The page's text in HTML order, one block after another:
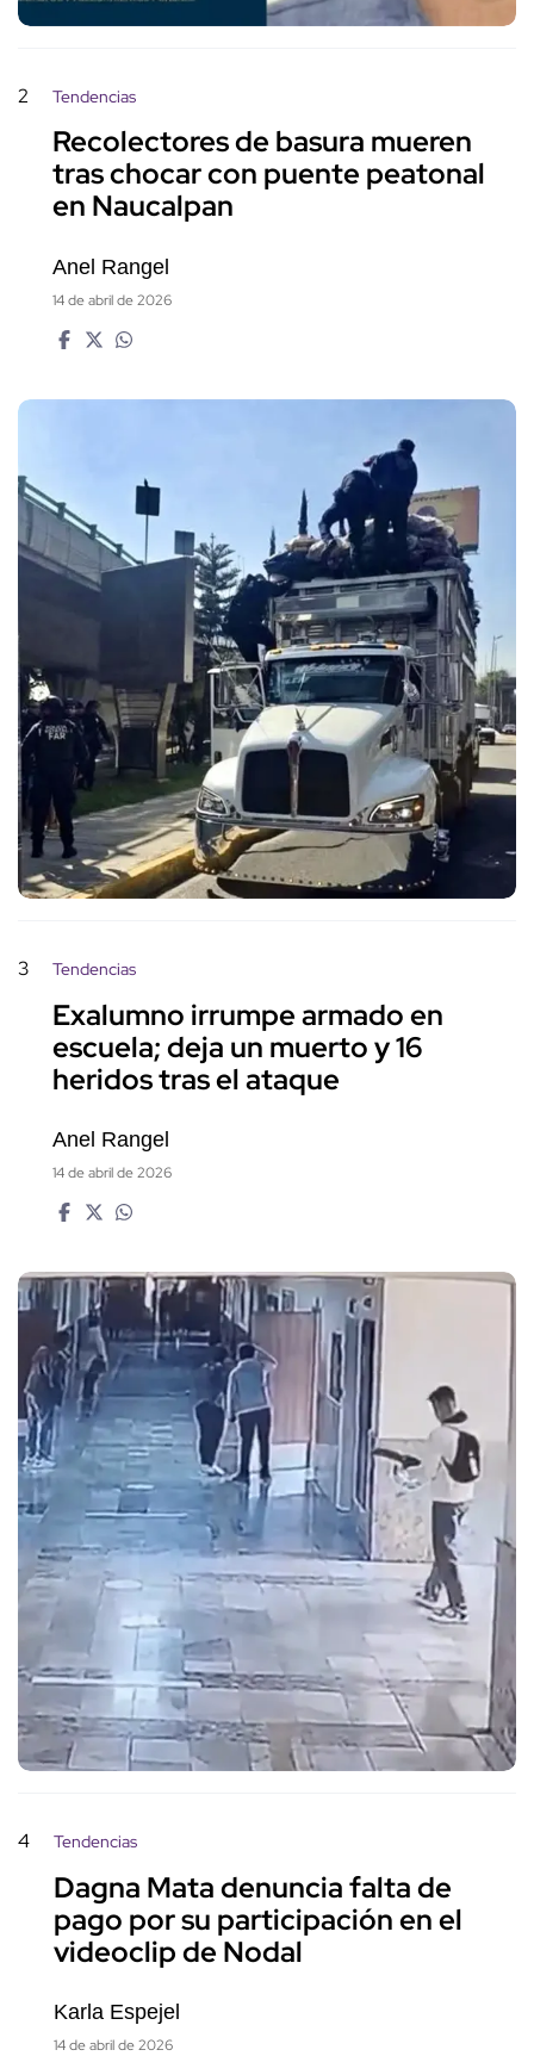
2 Tendencias
Recolectores de basura mueren
tras chocar con puente peatonal
en Naucalpan
Anel Rangel
14 de abril de 2026
3 Tendencias
Exalumno irrumpe armado en
escuela; deja un muerto y 16
heridos tras el ataque
Anel Rangel
14 de abril de 2026
4 Tendencias
Dagna Mata denuncia falta de
pago por su participación en el
videoclip de Nodal
Karla Espejel
14 de abril de 2026